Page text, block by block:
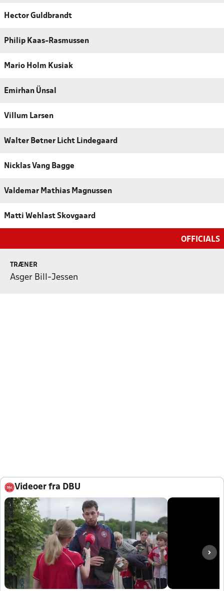
Hector Guldbrandt
Philip Kaas-Rasmussen
Mario Holm Kusiak
Emirhan Ünsal
Villum Larsen
Walter Bøtner Licht Lindegaard
Nicklas Vang Bagge
Valdemar Mathias Magnussen
Matti Wehlast Skovgaard
OFFICIALS
TRÆNER
Asger Bill-Jessen
Videoer fra DBU